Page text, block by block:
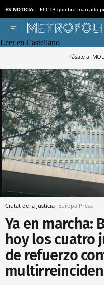
ES NOTICIA: El CTB quiebra marcado
Leer en Castellano
Pásate al
Ciutat de la Justicia Europa Press
Ya en marcha:
hoy los cuatro
de refuerzo